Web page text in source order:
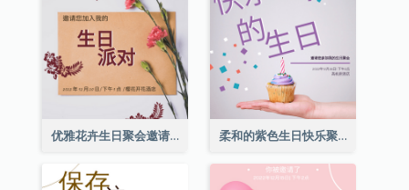
优雅花卉生日聚会邀请函 柔和的紫色生日快乐聚会请柬